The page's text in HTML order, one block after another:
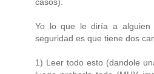
Yo lo que le diría a
seguridad es que tiene dos
1) Leer todo esto (dandole